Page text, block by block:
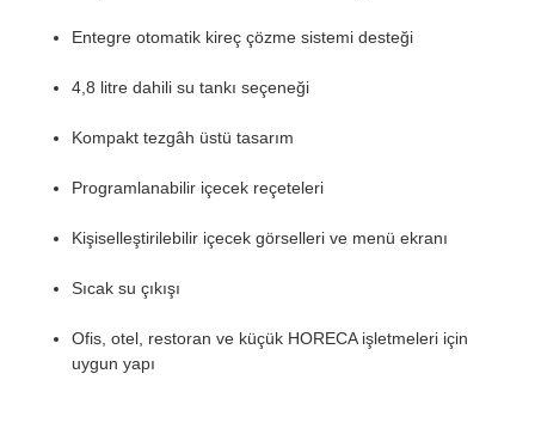
Entegre otomatik kireç çözme sistemi desteği
4,8 litre dahili su tankı seçeneği
Kompakt tezgâh üstü tasarım
Programlanabilir içecek reçeteleri
Kişiselleştirilebilir içecek görselleri ve menü ekranı
Sıcak su çıkışı
Ofis, otel, restoran ve küçük HORECA işletmeleri için
uygun yapı